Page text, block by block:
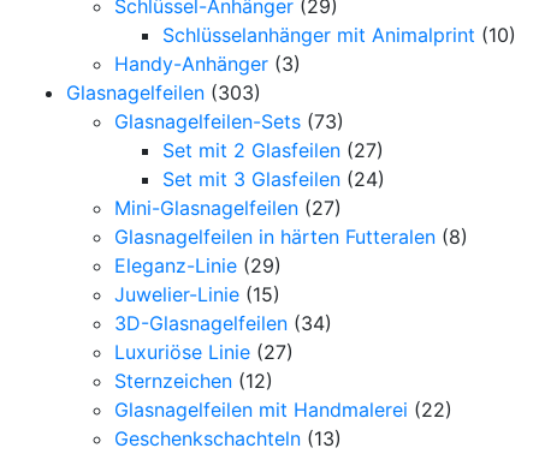
Schlüssel-Anhänger (29)
Schlüsselanhänger mit Animalprint (10)
Handy-Anhänger (3)
Glasnagelfeilen (303)
Glasnagelfeilen-Sets (73)
Set mit 2 Glasfeilen (27)
Set mit 3 Glasfeilen (24)
Mini-Glasnagelfeilen (27)
Glasnagelfeilen in härten Futteralen (8)
Eleganz-Linie (29)
Juwelier-Linie (15)
3D-Glasnagelfeilen (34)
Luxuriöse Linie (27)
Sternzeichen (12)
Glasnagelfeilen mit Handmalerei (22)
Geschenkschachteln (13)